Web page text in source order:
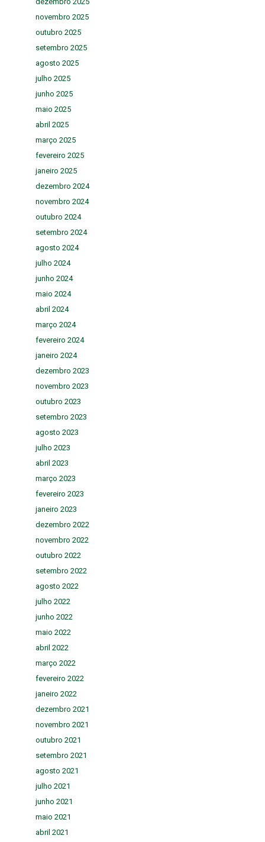
novembro 2025
outubro 2025
setembro 2025
agosto 2025
julho 2025
junho 2025
maio 2025
abril 2025
março 2025
fevereiro 2025
janeiro 2025
dezembro 2024
novembro 2024
outubro 2024
setembro 2024
agosto 2024
julho 2024
junho 2024
maio 2024
abril 2024
março 2024
fevereiro 2024
janeiro 2024
dezembro 2023
novembro 2023
outubro 2023
setembro 2023
agosto 2023
julho 2023
abril 2023
março 2023
fevereiro 2023
janeiro 2023
dezembro 2022
novembro 2022
outubro 2022
setembro 2022
agosto 2022
julho 2022
junho 2022
maio 2022
abril 2022
março 2022
fevereiro 2022
janeiro 2022
dezembro 2021
novembro 2021
outubro 2021
setembro 2021
agosto 2021
julho 2021
junho 2021
maio 2021
abril 2021